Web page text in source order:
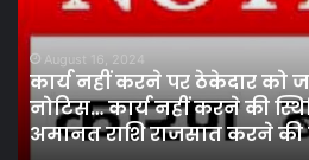
ठेकेदार
को
जारी
किया
गया
नोटिस…
August 16, 2024
कार्य नहीं करने पर ठेकेदार को
नोटिस… कार्य नहीं करने की
अमानत राशि राजसात करने की